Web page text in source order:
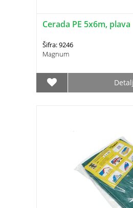
Cerada PE 5x6m, plava
Šifra: 9246
Magnum